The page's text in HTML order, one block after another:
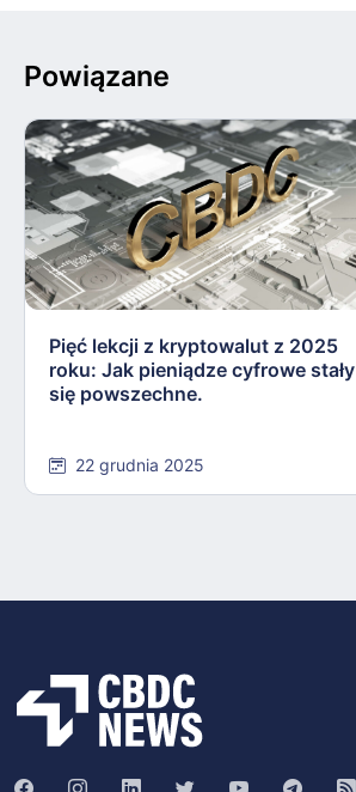
Powiązane
Pięć lekcji z kryptowalut z 2025
roku: Jak pieniądze cyfrowe stały
się powszechne.
22 grudnia 2025